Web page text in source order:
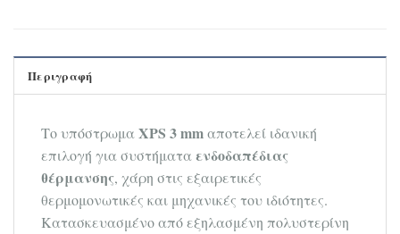
Περιγραφή
Το υπόστρωμαXPS 3 mmαποτελεί ιδανική
επιλογή για συστήματαενδοδαπέδιας
θέρμανσης, χάρη στις εξαιρετικές
θερμομονωτικές και μηχανικές του ιδιότητες.
Κατασκευασμένο από εξηλασμένη πολυστερίνη